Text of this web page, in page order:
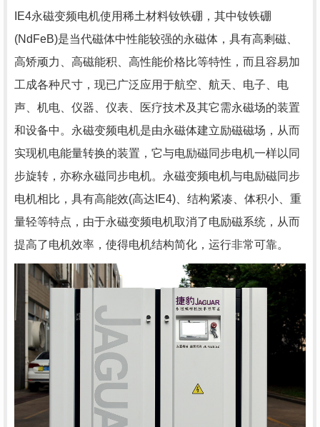
IE4永磁变频电机使用稀土材料钕铁硼，其中钕铁硼
(NdFeB)是当代磁体中性能较强的永磁体，具有高剩磁、
高矫顽力、高磁能积、高性能价格比等特性，而且容易加
工成各种尺寸，现已广泛应用于航空、航天、电子、电
声、机电、仪器、仪表、医疗技术及其它需永磁场的装置
和设备中。永磁变频电机是由永磁体建立励磁磁场，从而
实现机电能量转换的装置，它与电励磁同步电机一样以同
步旋转，亦称永磁同步电机。永磁变频电机与电励磁同步
电机相比，具有高能效(高达IE4)、结构紧凑、体积小、重
量轻等特点，由于永磁变频电机取消了电励磁系统，从而
提高了电机效率，使得电机结构简化，运行非常可靠。